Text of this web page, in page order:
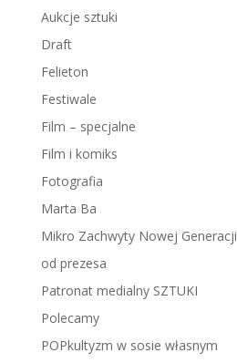
Aukcje sztuki
Draft
Felieton
Festiwale
Film – specjalne
Film i komiks
Fotografia
Marta Ba
Mikro Zachwyty Nowej Generacji
od prezesa
Patronat medialny SZTUKI
Polecamy
POPkultyzm w sosie własnym